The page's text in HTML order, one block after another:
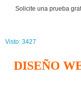
Solicite una prueba
Visto: 3427
DISEÑO